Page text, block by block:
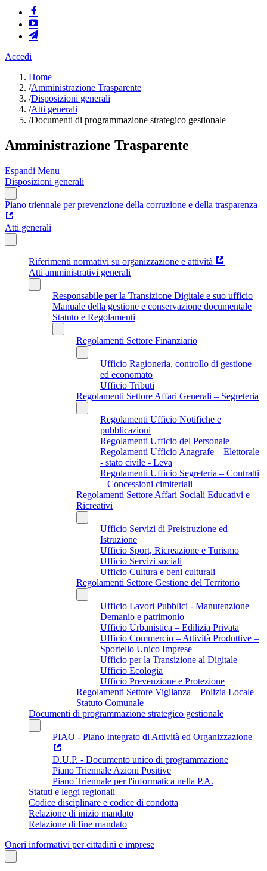
Accedi
Home
/Amministrazione Trasparente
/Disposizioni generali
/Atti generali
/Documenti di programmazione strategico gestionale
Amministrazione Trasparente
Espandi Menu
Disposizioni generali
Piano triennale per prevenzione della corruzione e della trasparenza
Atti generali
Riferimenti normativi su organizzazione e attività
Atti amministrativi generali
Responsabile per la Transizione Digitale e suo ufficio
Manuale della gestione e conservazione documentale
Statuto e Regolamenti
Regolamenti Settore Finanziario
Ufficio Ragioneria, controllo di gestione
ed economato
Ufficio Tributi
Regolamenti Settore Affari Generali – Segreteria
Regolamenti Ufficio Notifiche e
pubblicazioni
Regolamenti Ufficio del Personale
Regolamenti Ufficio Anagrafe – Elettorale
- stato civile - Leva
Regolamenti Ufficio Segreteria – Contratti
– Concessioni cimiteriali
Regolamenti Settore Affari Sociali Educativi e
Ricreativi
Ufficio Servizi di Preistruzione ed
Istruzione
Ufficio Sport, Ricreazione e Turismo
Ufficio Servizi sociali
Ufficio Cultura e beni culturali
Regolamenti Settore Gestione del Territorio
Ufficio Lavori Pubblici - Manutenzione
Demanio e patrimonio
Ufficio Urbanistica – Edilizia Privata
Ufficio Commercio – Attività Produttive –
Sportello Unico Imprese
Ufficio per la Transizione al Digitale
Ufficio Ecologia
Ufficio Prevenzione e Protezione
Regolamenti Settore Vigilanza – Polizia Locale
Statuto Comunale
Documenti di programmazione strategico gestionale
PIAO - Piano Integrato di Attività ed Organizzazione
D.U.P. - Documento unico di programmazione
Piano Triennale Azioni Positive
Piano Triennale per l'informatica nella P.A.
Statuti e leggi regionali
Codice disciplinare e codice di condotta
Relazione di inizio mandato
Relazione di fine mandato
Oneri informativi per cittadini e imprese